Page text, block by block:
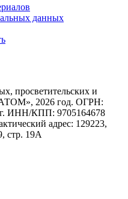
данных
просветительских и
2026 год. ОГРН:
г. ИНН/КПП: 9705164678
адрес: 129223,
стр. 19А